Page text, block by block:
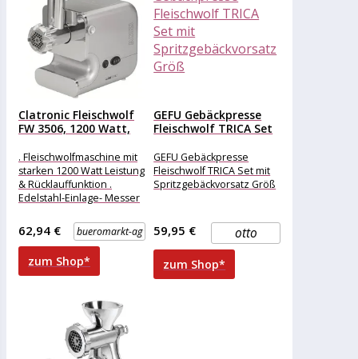
Clatronic Fleischwolf
FW 3506, 1200 Watt,
. Fleischwolfmaschine mit
starken 1200 Watt Leistung
& Rücklauffunktion .
Edelstahl-Einlage- Messer
(7, 5 und 3 mm)bueromarkt-ag
62,94 €
zum Shop*
GEFU Gebäckpresse
Fleischwolf TRICA Set
Spritzgebäckvorsatz...
GEFU Gebäckpresse
Fleischwolf TRICA Set mit
Spritzgebäckvorsatz Größ
otto
59,95 €
zum Shop*